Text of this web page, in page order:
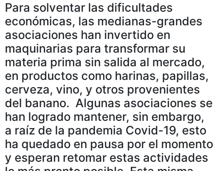
Para solventar las dificultades
económicas, las medianas-grandes
asociaciones han invertido en
maquinarias para transformar su
materia prima sin salida al mercado,
en productos como harinas, papillas,
cerveza, vino, y otros provenientes
del banano. Algunas asociaciones se
han logrado mantener, sin embargo,
a raíz de la pandemia Covid-19, esto
ha quedado en pausa por el momento
y esperan retomar estas actividades